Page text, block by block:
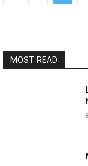
MOST READ